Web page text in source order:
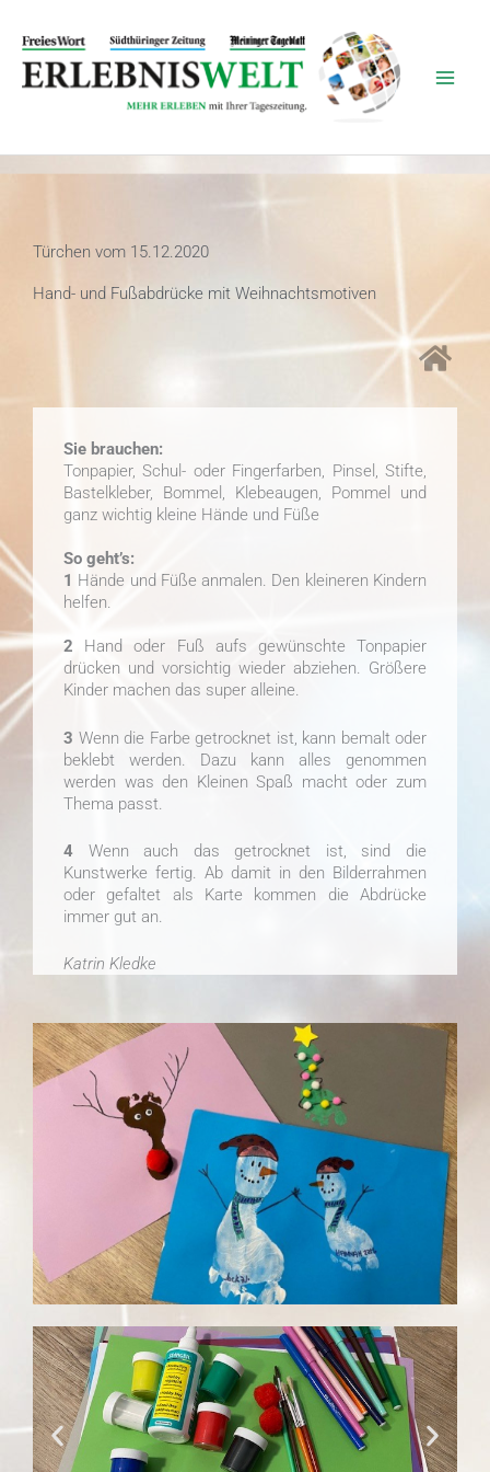
Inhalt
springen
Türchen vom 15.12.2020
Hand- und Fußabdrücke mit Weihnachtsmotiven
Sie brauchen:
Tonpapier, Schul- oder Fingerfarben, Pinsel, Stifte,
Bastelkleber, Bommel, Klebeaugen, Pommel und
ganz wichtig kleine Hände und Füße
So geht’s:
1 Hände und Füße anmalen. Den kleineren Kindern
helfen.
2 Hand oder Fuß aufs gewünschte Tonpapier
drücken und vorsichtig wieder abziehen. Größere
Kinder machen das super alleine.
3 Wenn die Farbe getrocknet ist, kann bemalt oder
beklebt werden. Dazu kann alles genommen
werden was den Kleinen Spaß macht oder zum
Thema passt.
4 Wenn auch das getrocknet ist, sind die
Kunstwerke fertig. Ab damit in den Bilderrahmen
oder gefaltet als Karte kommen die Abdrücke
immer gut an.
Katrin Kledke